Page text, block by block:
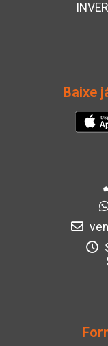
Baixe